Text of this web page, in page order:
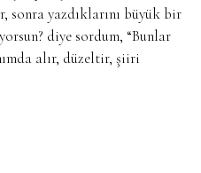
sonra yazdıklarını büyük bir
diye sordum, “Bunlar
alır, düzeltir, şiiri